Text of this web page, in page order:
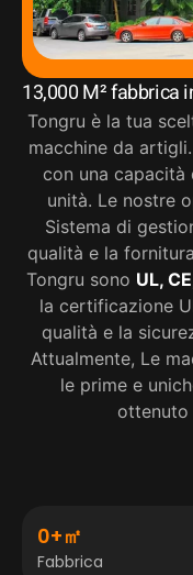
13,000 M² fabbrica
Tongru è la tua
macchine da
con una
unità. Le nostre
Sistema di
qualità e la
Tongru sono UL,
la certificazione
qualità e la
Attualmente, Le
le prime e
ottenuto
Fabbrica
0+㎡